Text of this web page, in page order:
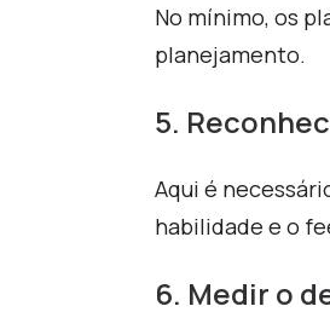
No mínimo, os
planejamento.
5.
Aqui é
habilidade e o
6. Medir o